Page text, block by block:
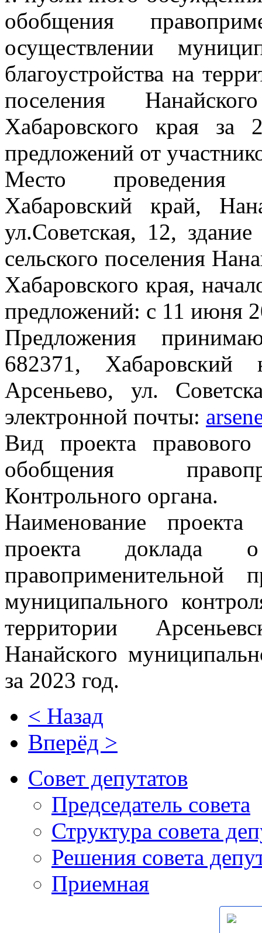
обобщения
осуществлении
благоустройства на
поселения
Хабаровского края
предложений от
Место проведения
Хабаровский край,
ул.Советская, 12,
сельского поселения
Хабаровского края,
предложений: с 11 июня
Предложения
682371,
Арсеньево, ул.
электронной почты:
Вид проекта
обобщения
Контрольного органа.
Наименование
проекта доклада о
правоприменительной
муниципального
территории
Нанайского
за 2023 год.
< Назад
Вперёд >
Совет депутатов
Председатель совета
Структура совета
Решения совета
Приемная